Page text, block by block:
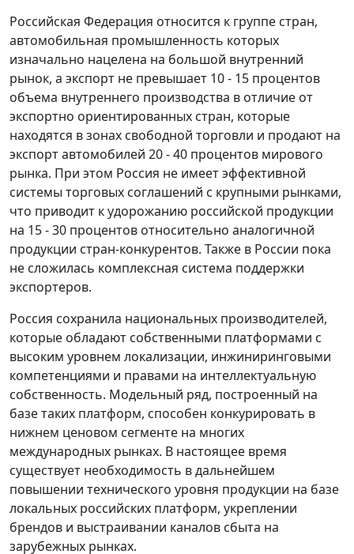
Российская Федерация относится к группе стран,
автомобильная промышленность которых
изначально нацелена на большой внутренний
рынок, а экспорт не превышает 10 - 15 процентов
объема внутреннего производства в отличие от
экспортно ориентированных стран, которые
находятся в зонах свободной торговли и продают на
экспорт автомобилей 20 - 40 процентов мирового
рынка. При этом Россия не имеет эффективной
системы торговых соглашений с крупными рынками,
что приводит к удорожанию российской продукции
на 15 - 30 процентов относительно аналогичной
продукции стран-конкурентов. Также в России пока
не сложилась комплексная система поддержки
экспортеров.
Россия сохранила национальных производителей,
которые обладают собственными платформами с
высоким уровнем локализации, инжиниринговыми
компетенциями и правами на интеллектуальную
собственность. Модельный ряд, построенный на
базе таких платформ, способен конкурировать в
нижнем ценовом сегменте на многих
международных рынках. В настоящее время
существует необходимость в дальнейшем
повышении технического уровня продукции на базе
локальных российских платформ, укреплении
брендов и выстраивании каналов сбыта на
зарубежных рынках.